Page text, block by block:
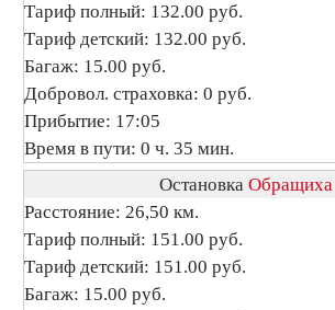
Тариф полный: 132.00 руб.
Тариф детский: 132.00 руб.
Багаж: 15.00 руб.
Добровол. страховка: 0 руб.
Прибытие: 17:05
Время в пути: 0 ч. 35 мин.
Остановка Обращиха
Расстояние: 26,50 км.
Тариф полный: 151.00 руб.
Тариф детский: 151.00 руб.
Багаж: 15.00 руб.